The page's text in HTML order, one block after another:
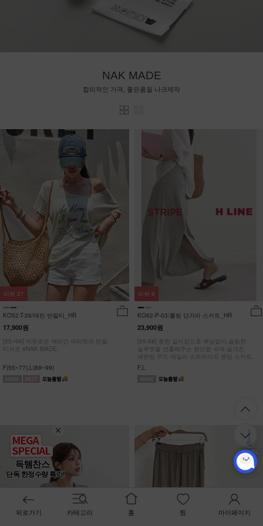
득템찬스
단독 한정수량 특가!
NAK MADE
합리적인 가격, 좋은품질 나크제작
KO52-T-26/테린 반팔티_HR
17,900원
[55~99] 여유로운 넥라인 여리핏의 반팔
티셔츠 #NAK MADE.
F(55~77),L(88~99)
리뷰 21
KO62-P-03/롤링 단가라 스커트_HR
23,900원
[55-88] 롱한 길이감으로 부담없이,슬림한
실루엣을 연출해주는 편안함 속에 숨겨진
세련된 무드 데일리 스트라이프 밴딩 스커트
#NAK MADE.
F,L
리뷰 6
뒤로가기 카테고리 홈 찜 마이페이지